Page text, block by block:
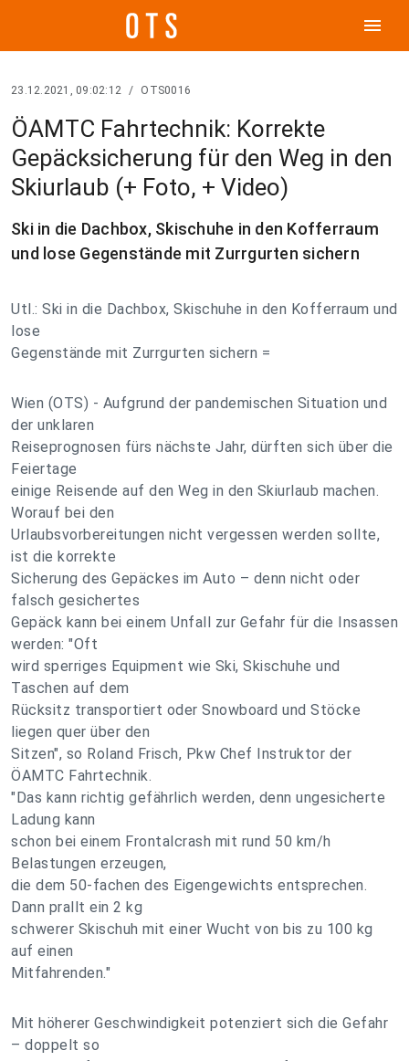
menu
23.12.2021, 09:02:12 / OTS0016
ÖAMTC Fahrtechnik: Korrekte
Gepäcksicherung für den Weg in den
Skiurlaub (+ Foto, + Video)
Ski in die Dachbox, Skischuhe in den Kofferraum
und lose Gegenstände mit Zurrgurten sichern
Utl.: Ski in die Dachbox, Skischuhe in den Kofferraum und
lose
Gegenstände mit Zurrgurten sichern =
Wien (OTS) - Aufgrund der pandemischen Situation und
der unklaren
Reiseprognosen fürs nächste Jahr, dürften sich über die
Feiertage
einige Reisende auf den Weg in den Skiurlaub machen.
Worauf bei den
Urlaubsvorbereitungen nicht vergessen werden sollte,
ist die korrekte
Sicherung des Gepäckes im Auto – denn nicht oder
falsch gesichertes
Gepäck kann bei einem Unfall zur Gefahr für die Insassen
werden: "Oft
wird sperriges Equipment wie Ski, Skischuhe und
Taschen auf dem
Rücksitz transportiert oder Snowboard und Stöcke
liegen quer über den
Sitzen", so Roland Frisch, Pkw Chef Instruktor der
ÖAMTC Fahrtechnik.
"Das kann richtig gefährlich werden, denn ungesicherte
Ladung kann
schon bei einem Frontalcrash mit rund 50 km/h
Belastungen erzeugen,
die dem 50-fachen des Eigengewichts entsprechen.
Dann prallt ein 2 kg
schwerer Skischuh mit einer Wucht von bis zu 100 kg
auf einen
Mitfahrenden."
Mit höherer Geschwindigkeit potenziert sich die Gefahr
– doppelt so